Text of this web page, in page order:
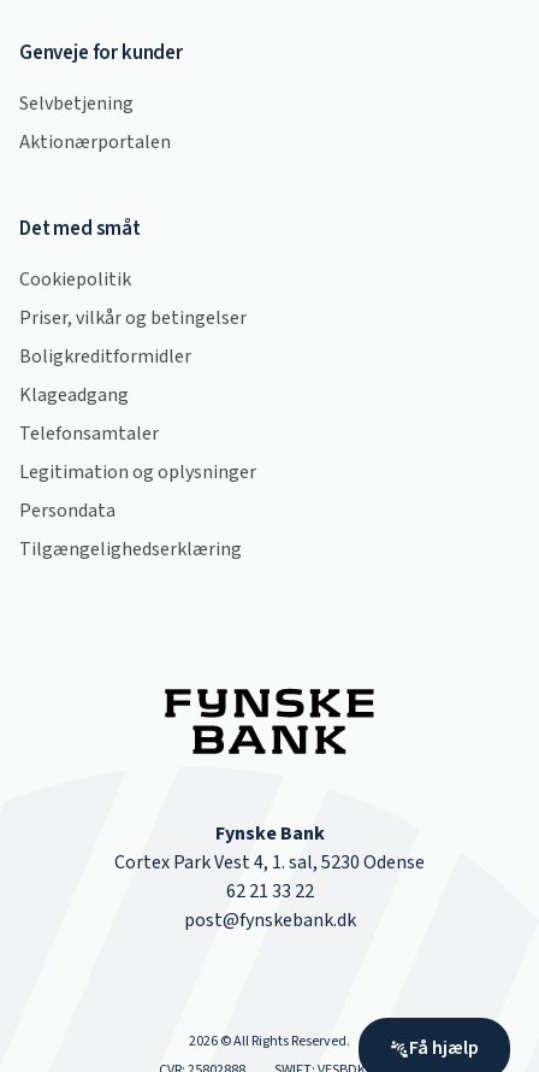
Få hjælp
Genveje for kunder
Selvbetjening
Aktionærportalen
Det med småt
Cookiepolitik
Priser, vilkår og betingelser
Boligkreditformidler
Klageadgang
Telefonsamtaler
Legitimation og oplysninger
Persondata
Tilgængelighedserklæring
Fynske Bank
Cortex Park Vest 4, 1. sal, 5230 Odense
62 21 33 22
post@fynskebank.dk
2026 © All Rights Reserved.